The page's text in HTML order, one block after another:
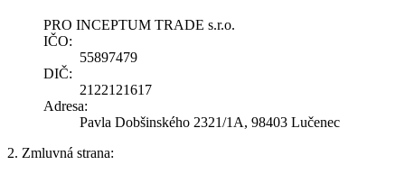
PRO INCEPTUM TRADE s.r.o.
IČO:
55897479
DIČ:
2122121617
Adresa:
Pavla Dobšinského 2321/1A, 98403 Lučenec
2. Zmluvná strana: